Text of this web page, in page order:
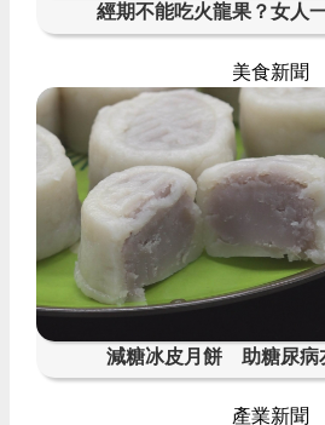
經期不能吃火龍果？女人
美食新聞
減糖冰皮月餅 助糖尿病
產業新聞